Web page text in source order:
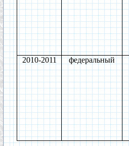
2010-2011 федеральный